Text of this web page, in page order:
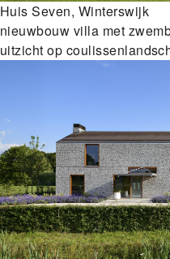
Huis Seven, Winterswijk
nieuwbouw villa met
uitzicht op